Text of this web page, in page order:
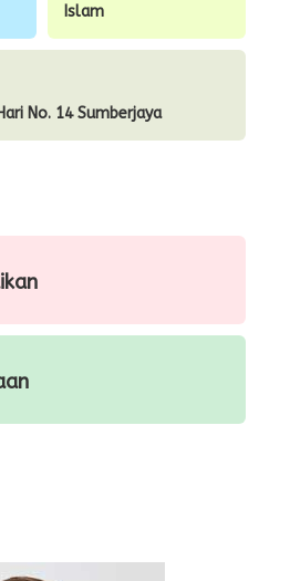
Islam
No. 14 Sumberjaya